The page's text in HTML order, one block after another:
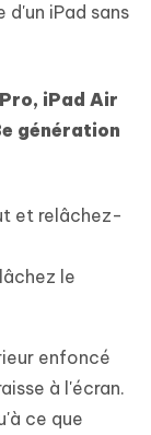
iPad sans
iPad Air
génération
et relâchez-
le
enfoncé
à l'écran.
ce que